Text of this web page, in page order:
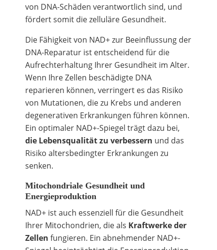
von DNA-Schäden verantwortlich sind, und
fördert somit die zelluläre Gesundheit.
Die Fähigkeit von NAD+ zur Beeinflussung der
DNA-Reparatur ist entscheidend für die
Aufrechterhaltung Ihrer Gesundheit im Alter.
Wenn Ihre Zellen beschädigte DNA
reparieren können, verringert es das Risiko
von Mutationen, die zu Krebs und anderen
degenerativen Erkrankungen führen können.
Ein optimaler NAD+-Spiegel trägt dazu bei,
die Lebensqualität zu verbessern und das
Risiko altersbedingter Erkrankungen zu
senken.
Mitochondriale Gesundheit und
Energieproduktion
NAD+ ist auch essenziell für die Gesundheit
Ihrer Mitochondrien, die als Kraftwerke der
Zellen fungieren. Ein abnehmender NAD+-